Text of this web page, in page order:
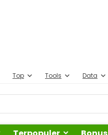
Top Tools Data